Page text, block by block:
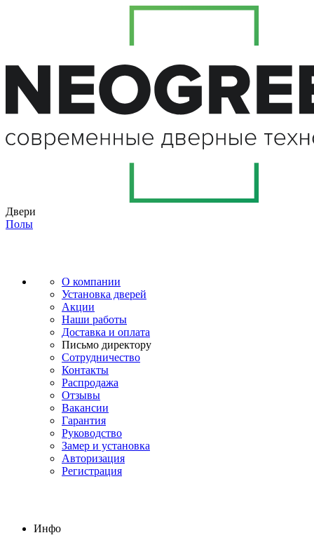
Двери
Полы
О компании
Установка дверей
Акции
Наши работы
Доставка и оплата
Письмо директору
Сотрудничество
Контакты
Распродажа
Отзывы
Вакансии
Гарантия
Руководство
Замер и установка
Авторизация
Регистрация
Инфо